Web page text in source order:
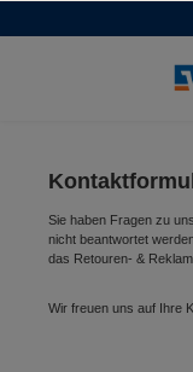
Sie haben Fragen zu
nicht beantwortet
das Retouren- &
Wir freuen uns auf Ihre